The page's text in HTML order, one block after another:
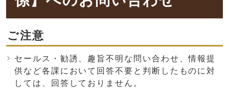
ご注意
セールス・勧誘、趣旨不明な問い合わせ、情報提
供など各課において回答不要と判断したものに対
しては、回答しておりません。